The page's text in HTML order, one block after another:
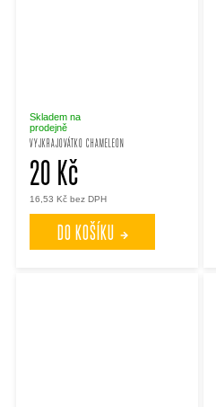
VYJKRAJOVÁTKO CHAMELEON
Skladem na
prodejně
16,53 Kč bez DPH
20 Kč
DO KOŠÍKU